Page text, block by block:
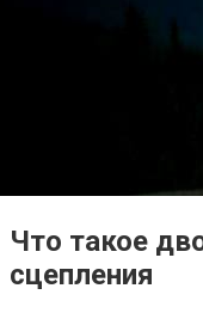
Что такое
сцепления